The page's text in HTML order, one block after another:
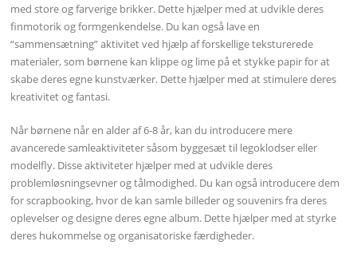
med store og farverige brikker. Dette hjælper med at udvikle deres
finmotorik og formgenkendelse. Du kan også lave en
“sammensætning” aktivitet ved hjælp af forskellige teksturerede
materialer, som børnene kan klippe og lime på et stykke papir for at
skabe deres egne kunstværker. Dette hjælper med at stimulere deres
kreativitet og fantasi.
Når børnene når en alder af 6-8 år, kan du introducere mere
avancerede samleaktiviteter såsom byggesæt til legoklodser eller
modelfly. Disse aktiviteter hjælper med at udvikle deres
problemløsningsevner og tålmodighed. Du kan også introducere dem
for scrapbooking, hvor de kan samle billeder og souvenirs fra deres
oplevelser og designe deres egne album. Dette hjælper med at styrke
deres hukommelse og organisatoriske færdigheder.